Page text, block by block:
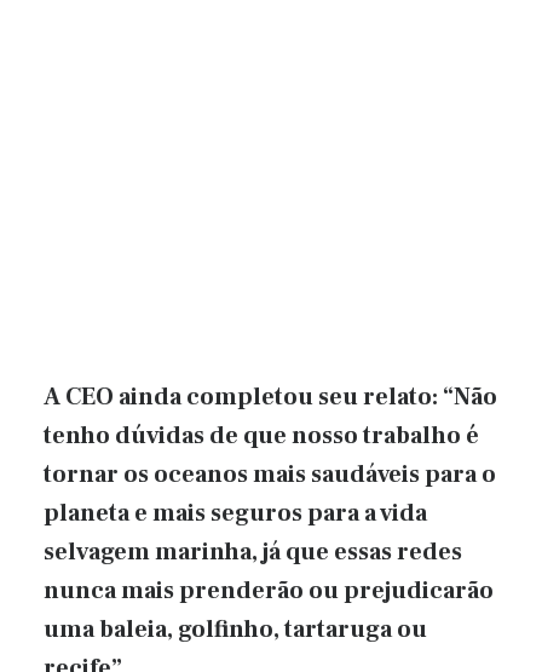
A CEO ainda completou seu relato: “Não
tenho dúvidas de que nosso trabalho é
tornar os oceanos mais saudáveis ​​para o
planeta e mais seguros para a vida
selvagem marinha, já que essas redes
nunca mais prenderão ou prejudicarão
uma baleia, golfinho, tartaruga ou